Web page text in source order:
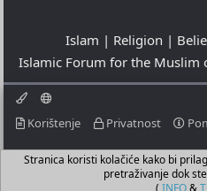
Islam | Religion |
Islamic Forum for the
Korištenje Privatnost
© 2023 -
© Islamic
Stranica koristi kolačiće kako bi
pretraživanje dok
( INFO&